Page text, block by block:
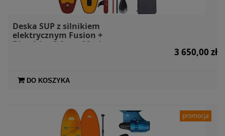
Deska SUP z silnikiem
elektrycznym Fusion +
Bluedrive S Aqua Marina
3 650,00 zł
DO KOSZYKA
promocja